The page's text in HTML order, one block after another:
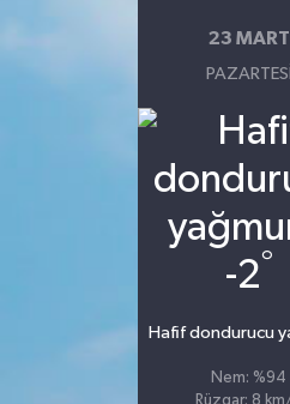
23 MART
PAZARTESI
-2°
Hafif dondurucu
Nem: %94
Rüzgar: 8